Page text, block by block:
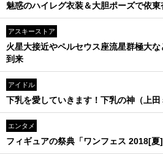
魅惑のハイレグ衣装＆大胆ポーズで依東
アスキーストア
火星大接近やペルセウス座流星群極大
到来
アイドル
下乳を愛していきます！下乳の神（上
エンタメ
フィギュアの祭典「ワンフェス 2018[